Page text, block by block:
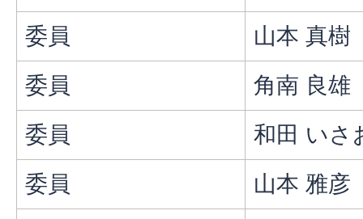
委員
山本 真樹
委員
角南 良雄
委員
和田 いさ
委員
山本 雅彦